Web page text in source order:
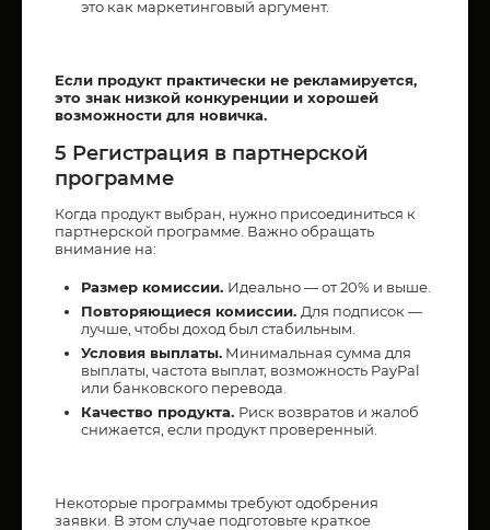
это как маркетинговый аргумент.
Если продукт практически не рекламируется,
это знак низкой конкуренции и хорошей
возможности для новичка.
5 Регистрация в партнерской
программе
Когда продукт выбран, нужно присоединиться к
партнерской программе. Важно обращать
внимание на:
Размер комиссии. Идеально — от 20% и выше.
Повторяющиеся комиссии. Для подписок —
лучше, чтобы доход был стабильным.
Условия выплаты. Минимальная сумма для
выплаты, частота выплат, возможность PayPal
или банковского перевода.
Качество продукта. Риск возвратов и жалоб
снижается, если продукт проверенный.
Некоторые программы требуют одобрения
заявки. В этом случае подготовьте краткое